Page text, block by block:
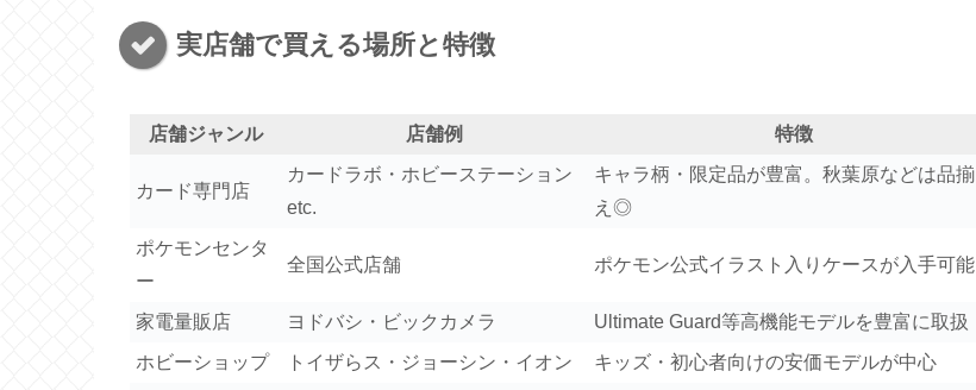
実店舗で買える場所と特徴
店舗ジャンル 店舗例 特徴
カード専門店
カードラボ・ホビーステーション
etc.
キャラ柄・限定品が豊富。秋葉原などは品揃
え◎
ポケモンセンタ
ー
全国公式店舗 ポケモン公式イラスト入りケースが入手可能
家電量販店 ヨドバシ・ビックカメラ
Ultimate Guard等高機能モデルを豊富に取扱
ホビーショップ
トイザらス・ジョーシン・イオン キッズ・初心者向けの安価モデルが中心